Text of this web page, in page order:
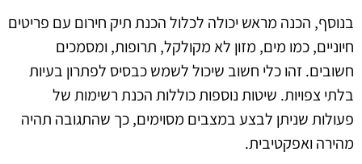
בנוסף, הכנה מראש יכולה לכלול הכנת תיק חירום עם פריטים
חיוניים, כמו מים, מזון לא מקולקל, תרופות, ומסמכים
חשובים. זהו כלי חשוב שיכול לשמש כבסיס לפתרון בעיות
בלתי צפויות. שיטות נוספות כוללות הכנת רשימות של
פעולות שניתן לבצע במצבים מסוימים, כך שהתגובה תהיה
מהירה ואפקטיבית.